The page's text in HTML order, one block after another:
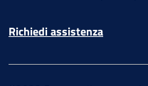
Richiedi assistenza